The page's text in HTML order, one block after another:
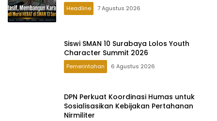
Headline 7 Agustus 2026
Siswi SMAN 10 Surabaya Lolos Youth
Character Summit 2026
Pemerintahan 6 Agustus 2026
DPN Perkuat Koordinasi Humas untuk
Sosialisasikan Kebijakan Pertahanan
Nirmiliter